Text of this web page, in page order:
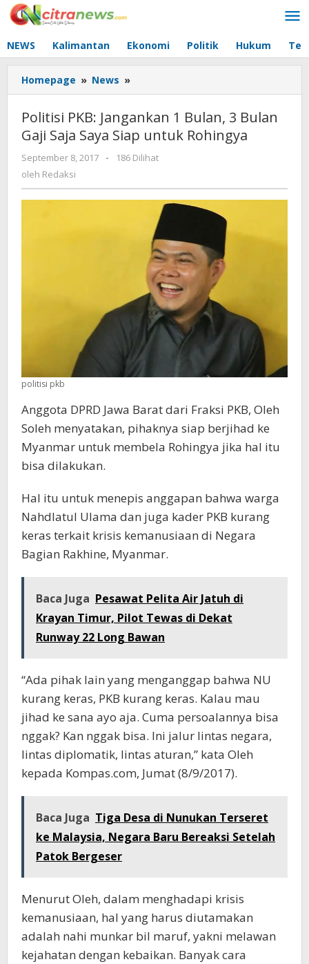
Lewati
ke
NEWS Kalimantan Ekonomi Politik Hukum
Homepage » News »
PKB:
Jangankan
1
Bulan,
3
untuk
Rohingya
Politisi PKB: Jangankan 1 Bulan, 3 Bulan
Gaji Saja Saya Siap untuk Rohingya
September 8, 2017
oleh
-
186 Dilihat
oleh Redaksi
politisi pkb
Anggota DPRD Jawa Barat dari Fraksi PKB, Oleh
Soleh menyatakan, pihaknya siap berjihad ke
Myanmar untuk membela Rohingya jika hal itu
bisa dilakukan.
Hal itu untuk menepis anggapan bahwa warga
Nahdlatul Ulama dan juga kader PKB kurang
keras terkait krisis kemanusiaan di Negara
Bagian Rakhine, Myanmar.
Baca Juga Pesawat Pelita Air Jatuh di
Krayan Timur, Pilot Tewas di Dekat
Runway 22 Long Bawan
“Ada pihak lain yang menganggap bahwa NU
kurang keras, PKB kurang keras. Kalau mau
jihad ke sana ayo aja. Cuma persoalannya bisa
nggak? Kan nggak bisa. Ini jalur lintas negara,
lintas diplomatik, lintas aturan,” kata Oleh
kepada Kompas.com, Jumat (8/9/2017).
Baca Juga Tiga Desa di Nunukan Terseret
ke Malaysia, Negara Baru Bereaksi Setelah
Patok Bergeser
Menurut Oleh, dalam menghadapi krisis
kemanusiaan, hal yang harus diutamakan
adalah nahi munkar bil maruf, yakni melawan
kejahatan dengan kebaikan. Banyak cara